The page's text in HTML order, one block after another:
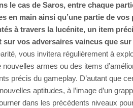
le cas de Saros, entre chaque
en main ainsi qu’une partie de vos
à travers la lucénite, un item
sur vos adversaires vaincus que
vous invitera régulièrement à
armes ou des items
précis du gameplay. D’autant que
aptitudes, à l’image d’un
dans les précédents niveaux